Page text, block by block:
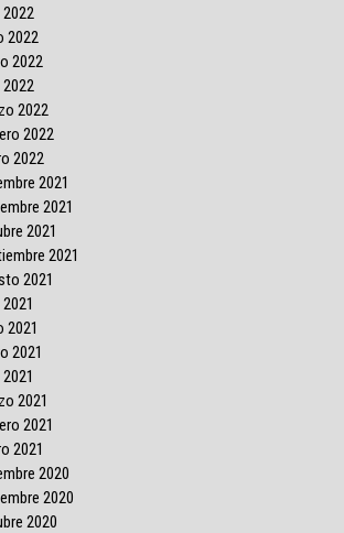
2022
2022
2022
2022
2022
2021
2021
2021
2021
2021
2021
2021
2021
2021
2021
2020
2020
2020